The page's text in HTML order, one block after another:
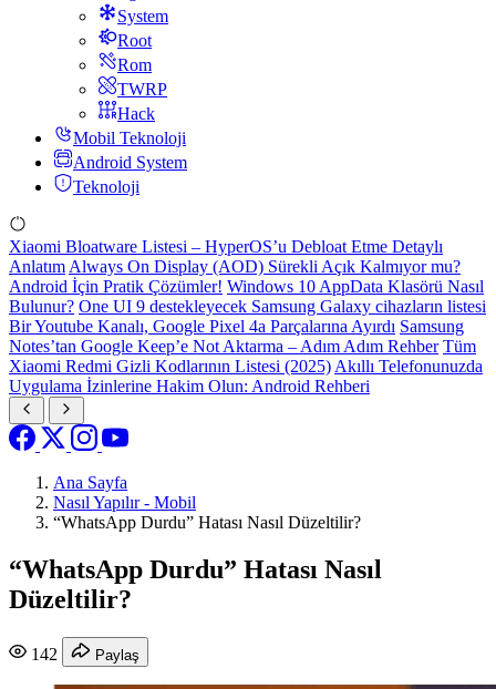
System
Root
Rom
TWRP
Hack
Mobil Teknoloji
Android System
Teknoloji
Xiaomi Bloatware Listesi – HyperOS’u Debloat Etme Detaylı
Anlatım Always On Display (AOD) Sürekli Açık Kalmıyor mu?
Android İçin Pratik Çözümler! Windows 10 AppData Klasörü Nasıl
Bulunur? One UI 9 destekleyecek Samsung Galaxy cihazların listesi
Bir Youtube Kanalı, Google Pixel 4a Parçalarına Ayırdı Samsung
Notes’tan Google Keep’e Not Aktarma – Adım Adım Rehber Tüm
Xiaomi Redmi Gizli Kodlarının Listesi (2025) Akıllı Telefonunuzda
Uygulama İzinlerine Hakim Olun: Android Rehberi
Ana Sayfa
Nasıl Yapılır - Mobil
“WhatsApp Durdu” Hatası Nasıl Düzeltilir?
“WhatsApp Durdu” Hatası Nasıl
Düzeltilir?
142 Paylaş